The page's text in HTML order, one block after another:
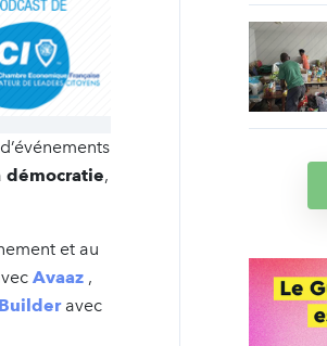
démocratie,
et au
Avaaz ,
avec